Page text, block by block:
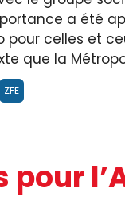
a été
celles et
que la
ZFE